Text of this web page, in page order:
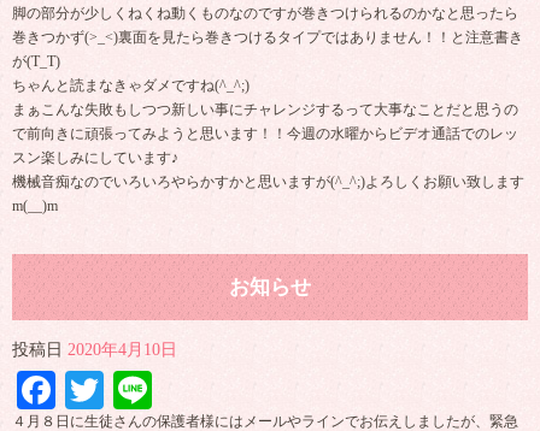
脚の部分が少しくねくね動くものなのですが巻きつけられるのかなと思ったら
巻きつかず(>_<)裏面を見たら巻きつけるタイプではありません！！と注意書き
が(T_T)
ちゃんと読まなきゃダメですね(^_^;)
まぁこんな失敗もしつつ新しい事にチャレンジするって大事なことだと思うの
で前向きに頑張ってみようと思います！！今週の水曜からビデオ通話でのレッ
スン楽しみにしています♪
機械音痴なのでいろいろやらかすかと思いますが(^_^;)よろしくお願い致します
m(__)m
お知らせ
投稿日 2020年4月10日
Facebook
Twitter
４月８日に生徒さんの保護者様にはメールやラインでお伝えしましたが、緊急